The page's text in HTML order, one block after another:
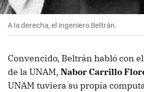
A la derecha, el ingeniero Beltrán.
Convencido, Beltrán habló con
de la UNAM, Nabor Carrillo
UNAM tuviera su propia